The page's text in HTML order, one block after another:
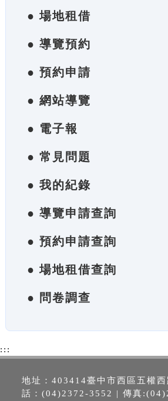
● 場地租借
● 導覽預約
● 預約申請
● 網站導覽
● 電子報
● 常見問題
● 我的紀錄
● 導覽申請查詢
● 預約申請查詢
● 場地租借查詢
● 問卷調查
:::
地址：403414臺中市西區五權
話：(04)2372-3552 | 傳真